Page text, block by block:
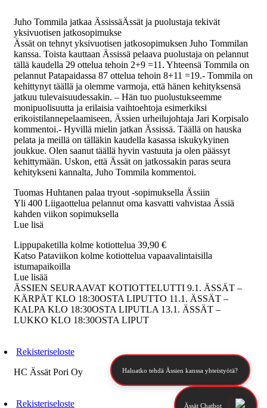
Juho Tommila jatkaa ÄssissäÄssät ja puolustaja tekivät
yksivuotisen jatkosopimukse
Ässät on tehnyt yksivuotisen jatkosopimuksen Juho Tommilan
kanssa. Toista kauttaan Ässissä pelaava puolustaja on pelannut
tällä kaudella 29 ottelua tehoin 2+9 =11. Yhteensä Tommila on
pelannut Patapaidassa 87 ottelua tehoin 8+11 =19.- Tommila on
kehittynyt täällä ja olemme varmoja, että hänen kehityksensä
jatkuu tulevaisuudessakin. – Hän tuo puolustukseemme
monipuolisuutta ja erilaisia vaihtoehtoja esimerkiksi
erikoistilannepelaamiseen, Ässien urheilujohtaja Jari Korpisalo
kommentoi.- Hyvillä mielin jatkan Ässissä. Täällä on hauska
pelata ja meillä on tälläkin kaudella kasassa iskukykyinen
joukkue. Olen saanut täällä hyvin vastuuta ja olen päässyt
kehittymään. Uskon, että Ässät on jatkossakin paras seura
kehitykseni kannalta, Juho Tommila kommentoi.
Tuomas Huhtanen palaa tryout -sopimuksella Ässiin
Yli 400 Liigaottelua pelannut oma kasvatti vahvistaa Ässiä
kahden viikon sopimuksella
Lue lisä
Lippupaketilla kolme kotiottelua 39,90 €
Katso Pataviikon kolme kotiottelua vapaavalintaisilla
istumapaikoilla
Lue lisää
ÄSSIEN SEURAAVAT KOTIOTTELUTTI 9.1. ÄSSÄT –
KÄRPÄT KLO 18:30OSTA LIPUTTO 11.1. ÄSSÄT –
KALPA KLO 18:30OSTA LIPUTLA 13.1. ÄSSÄT –
LUKKO KLO 18:30OSTA LIPUT
Rekisteriseloste
HC Ässät Pori Oy
Rekisteriseloste
Haluatko tehdä Ässien kanssa yhteistyötä?
Ässät Chatbot